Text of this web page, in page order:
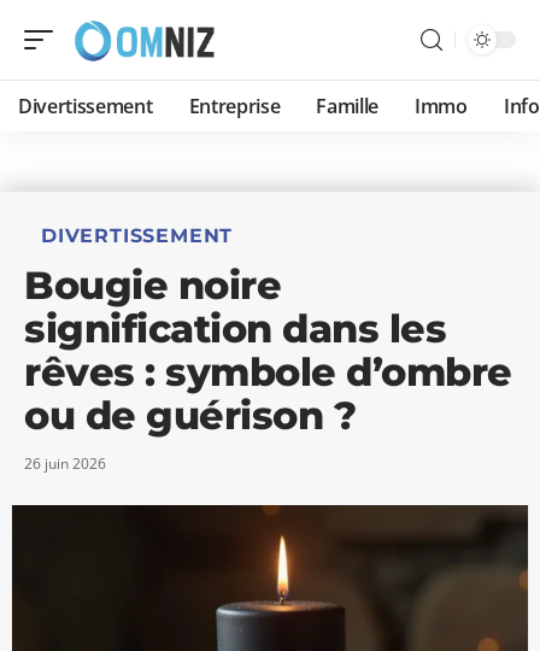
Divertissement Entreprise Famille Immo
DIVERTISSEMENT
Bougie noire
signification dans les
rêves : symbole d’ombre
ou de guérison ?
26 juin 2026